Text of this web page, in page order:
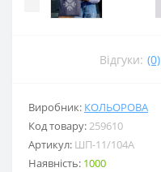
Відгуки: (0)
Виробник: КОЛЬОРОВА
Код товару:259610
Артикул: ШП-11/104А
Наявність: 1000